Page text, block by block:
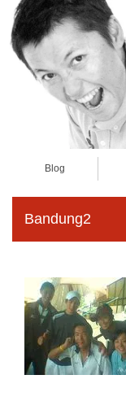
Blog
Bandung2